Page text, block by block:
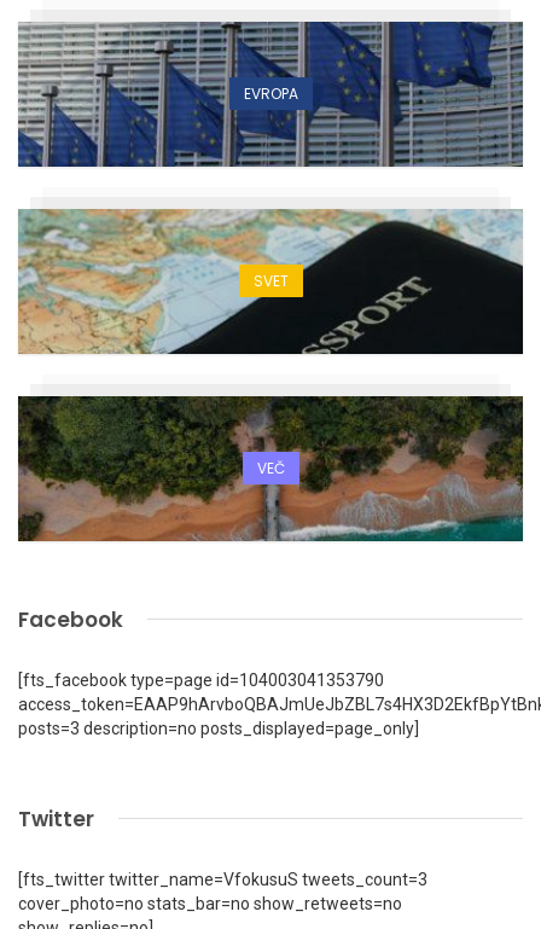
EVROPA
SVET
VEČ
Facebook
[fts_facebook type=page id=104003041353790
posts=3 description=no posts_displayed=page_only]
Twitter
[fts_twitter twitter_name=VfokusuS tweets_count=3
cover_photo=no stats_bar=no show_retweets=no